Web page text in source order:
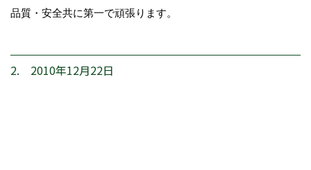
品質・安全共に第一で頑張ります。
2. 2010年12月22日